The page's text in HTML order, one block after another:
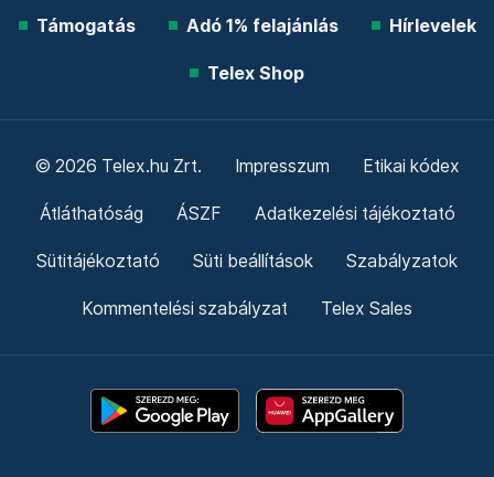
Támogatás Adó 1% felajánlás Hírlevelek
Telex Shop
© 2026 Telex.hu Zrt. Impresszum Etikai kódex
Átláthatóság ÁSZF Adatkezelési tájékoztató
Sütitájékoztató Süti beállítások Szabályzatok
Kommentelési szabályzat Telex Sales